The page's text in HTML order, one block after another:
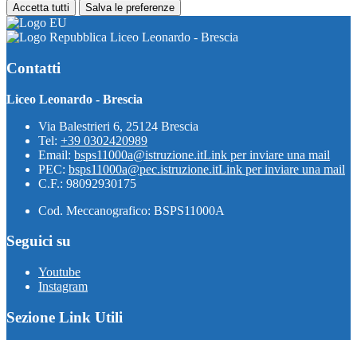
Accetta tutti Salva le preferenze
Liceo Leonardo - Brescia
Contatti
Liceo Leonardo - Brescia
Via Balestrieri 6, 25124 Brescia
Tel: +39 0302420989
Email: bsps11000a@istruzione.itLink per inviare una mail
PEC: bsps11000a@pec.istruzione.itLink per inviare una mail
C.F.: 98092930175
Cod. Meccanografico: BSPS11000A
Seguici su
Youtube
Instagram
Sezione Link Utili